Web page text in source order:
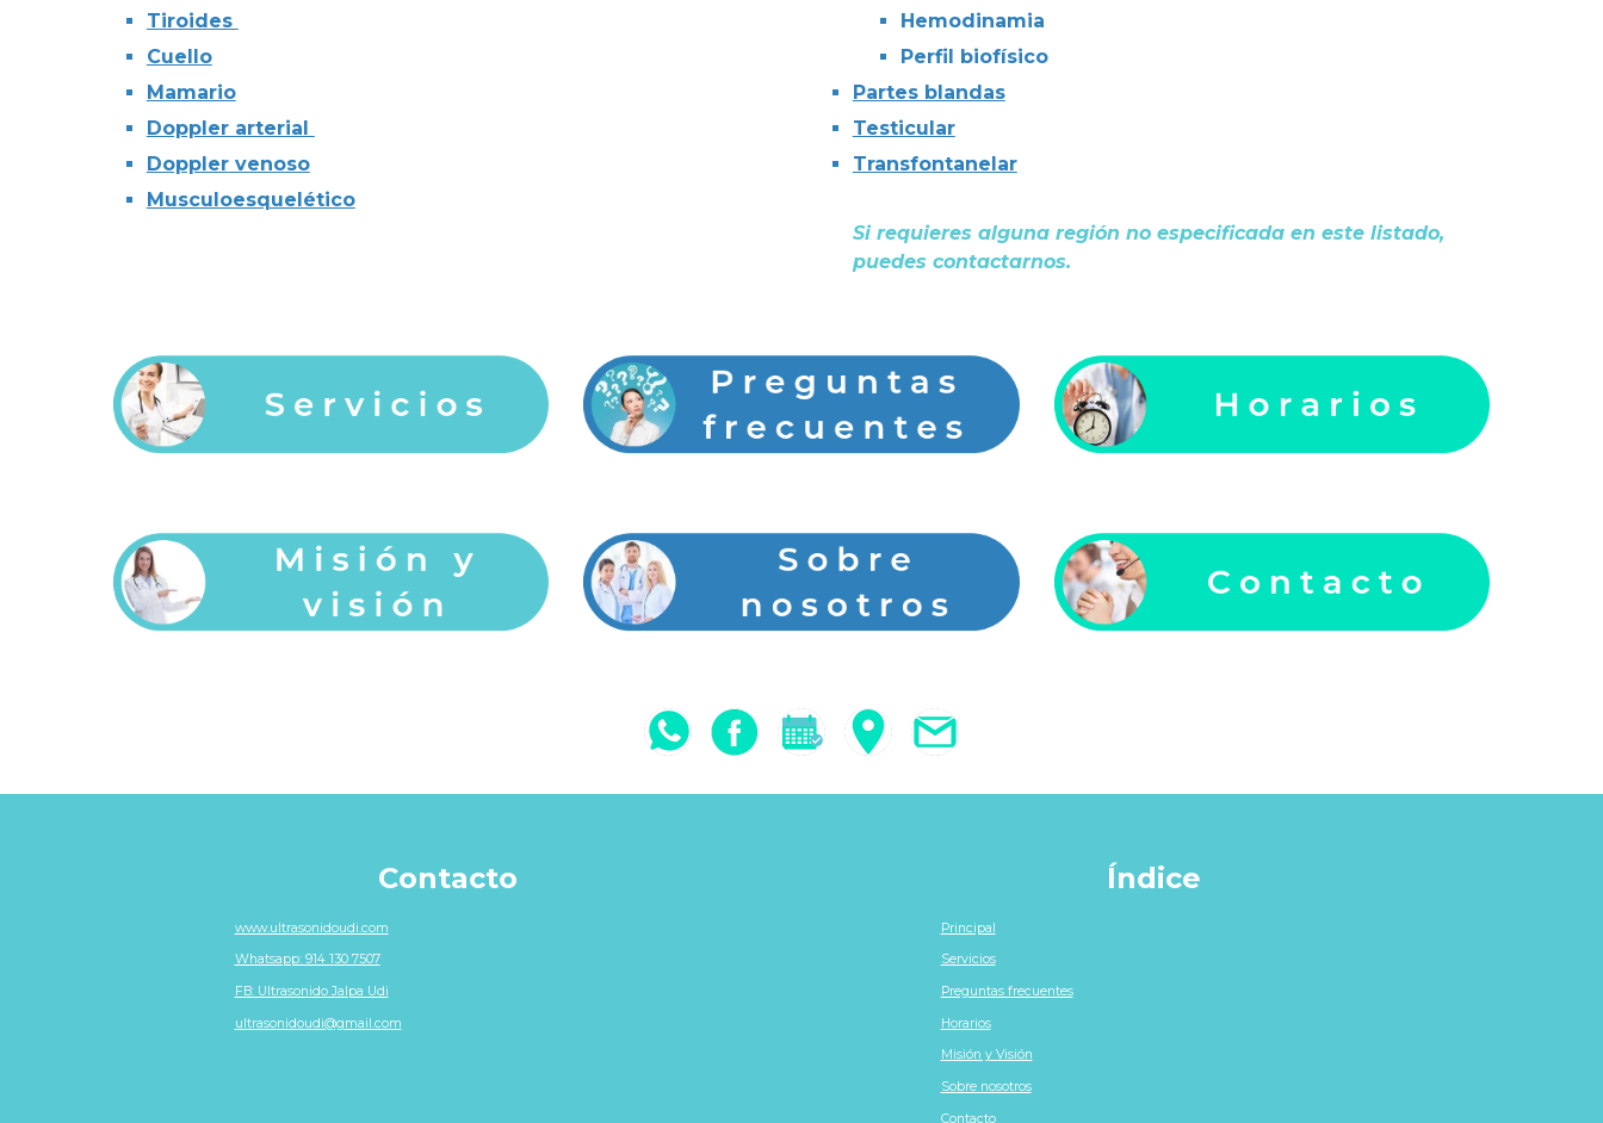
Tiroides
Cuello
Mamario
Doppler arterial
Dopplervenoso
Musculoesquelético
Hemodinamia
Perfil biofísico
Partes blandas
Testicular
Transfontanelar
Si requieres alguna región no especificada en este listado,
puedes contactarnos.
Contacto
www.ultrasonidoudi.com
Whatsapp: 914 130 7507
FB: Ultrasonido Jalpa Udi
ultrasonidoudi@gmail.com
Índice
Principal
Servicios
Preguntas frecuentes
Horarios
Misión y Visión
Sobre nosotros
Contacto